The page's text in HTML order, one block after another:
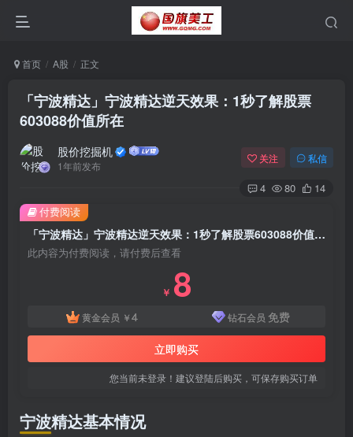
首页 A股 正文
「宁波精达」宁波精达逆天效果：1秒了解股票
603088价值所在
股价挖掘机
1年前发布
关注 私信
4 80 14
「宁波精达」宁波精达逆天效果：1秒了解股票603088价值所在
此内容为付费阅读，请付费后查看
￥ 8
黄金会员 ￥4 钻石会员 免费
立即购买
您当前未登录！建议登陆后购买，可保存购买订单
付费阅读
宁波精达基本情况